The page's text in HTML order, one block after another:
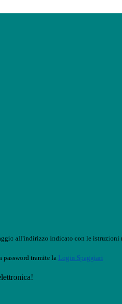
all'indirizzo indicato con le istruzioni
password tramite la Login Spaggiari